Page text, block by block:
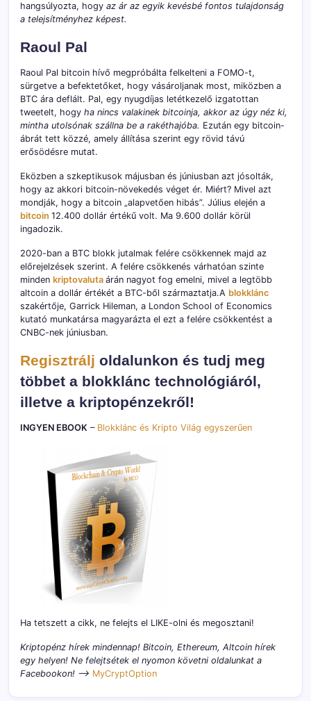
hangsúlyozta, hogy az ár az egyik kevésbé fontos tulajdonság
a telejsítményhez képest.
Raoul Pal
Raoul Pal bitcoin hívő megpróbálta felkelteni a FOMO-t,
sürgetve a befektetőket, hogy vásároljanak most, miközben a
BTC ára deflált. Pal, egy nyugdíjas letétkezelő izgatottan
tweetelt, hogy ha nincs valakinek bitcoinja, akkor az úgy néz ki,
mintha utolsónak szállna be a rakéthajóba. Ezután egy bitcoin-
ábrát tett közzé, amely állítása szerint egy rövid távú
erősödésre mutat.
Eközben a szkeptikusok májusban és júniusban azt jósolták,
hogy az akkori bitcoin-növekedés véget ér. Miért? Mivel azt
mondják, hogy a bitcoin „alapvetően hibás”. Július elején a
bitcoin 12.400 dollár értékű volt. Ma 9.600 dollár körül
ingadozik.
2020-ban a BTC blokk jutalmak felére csökkennek majd az
előrejelzések szerint. A felére csökkenés várhatóan szinte
minden kriptovaluta árán nagyot fog emelni, mivel a legtöbb
altcoin a dollár értékét a BTC-ből származtatja.A blokklánc
szakértője, Garrick Hileman, a London School of Economics
kutató munkatársa magyarázta el ezt a felére csökkentést a
CNBC-nek júniusban.
Regisztrálj oldalunkon és tudj meg
többet a blokklánc technológiáról,
illetve a kriptopénzekről!
INGYEN EBOOK – Blokklánc és Kripto Világ egyszerűen
Ha tetszett a cikk, ne felejts el LIKE-olni és megosztani!
Kriptopénz hírek mindennap! Bitcoin, Ethereum, Altcoin hírek
egy helyen! Ne felejtsétek el nyomon követni oldalunkat a
Facebookon! –> MyCryptOption